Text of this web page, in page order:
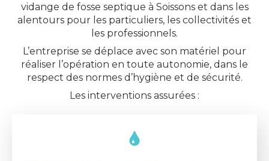
vidange de fosse septique à Soissons et dans les
alentours pour les particuliers, les collectivités et
les professionnels.
L’entreprise se déplace avec son matériel pour
réaliser l’opération en toute autonomie, dans le
respect des normes d’hygiène et de sécurité.
Les interventions assurées :